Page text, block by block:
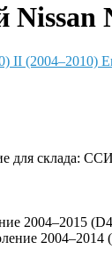
для склада: ССИ
2004–2015